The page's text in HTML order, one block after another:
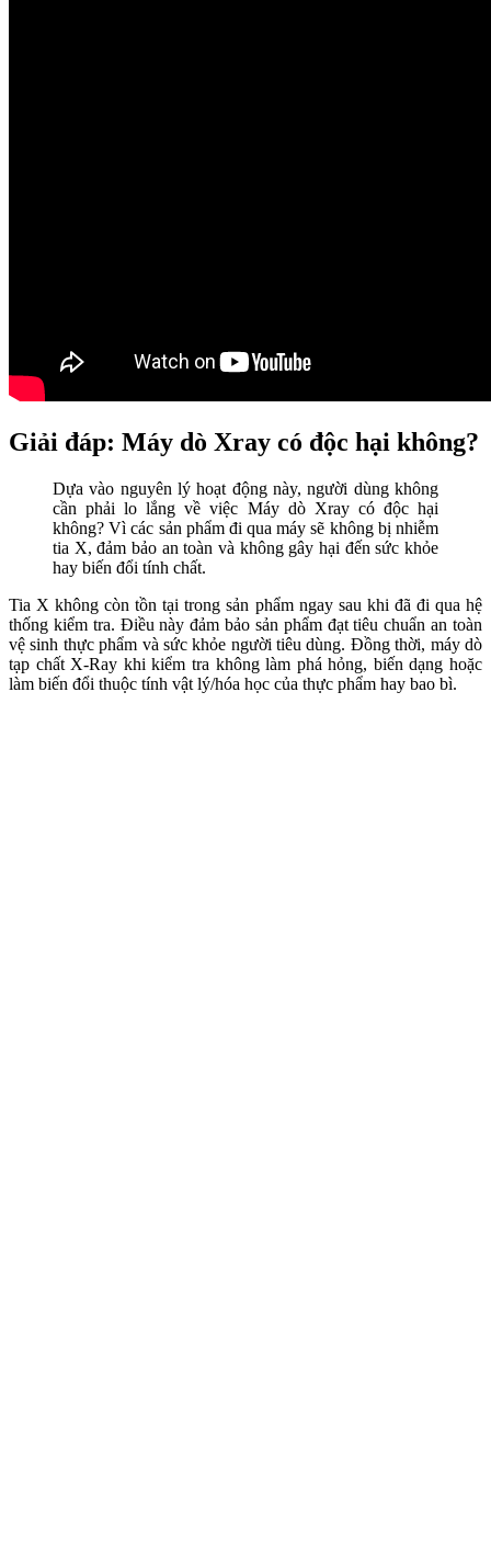
Giải đáp: Máy dò Xray có độc hại không?
Dựa vào nguyên lý hoạt động này, người dùng không
cần phải lo lắng về việc Máy dò Xray có độc hại
không? Vì các sản phẩm đi qua máy sẽ không bị nhiễm
tia X, đảm bảo an toàn và không gây hại đến sức khỏe
hay biến đổi tính chất.
Tia X không còn tồn tại trong sản phẩm ngay sau khi đã đi qua hệ
thống kiểm tra. Điều này đảm bảo sản phẩm đạt tiêu chuẩn an toàn
vệ sinh thực phẩm và sức khỏe người tiêu dùng. Đồng thời, máy dò
tạp chất X-Ray khi kiểm tra không làm phá hỏng, biến dạng hoặc
làm biến đổi thuộc tính vật lý/hóa học của thực phẩm hay bao bì.